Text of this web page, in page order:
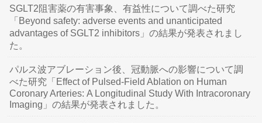
SGLT2阻害薬の有害事象、有益性について調べた研究
「Beyond safety: adverse events and unanticipated
advantages of SGLT2 inhibitors」の結果が発表されまし
た。
パルス波アブレーション後、冠動脈への影響について調
べた研究「Effect of Pulsed-Field Ablation on Human
Coronary Arteries: A Longitudinal Study With Intracoronary
Imaging」の結果が発表されました。